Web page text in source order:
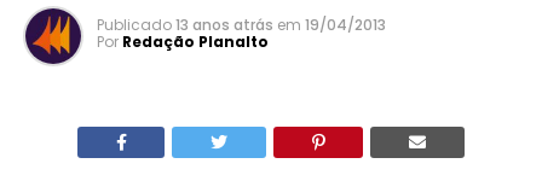
Publicado13 anos atrás em 19/04/2013
Por Redação Planalto